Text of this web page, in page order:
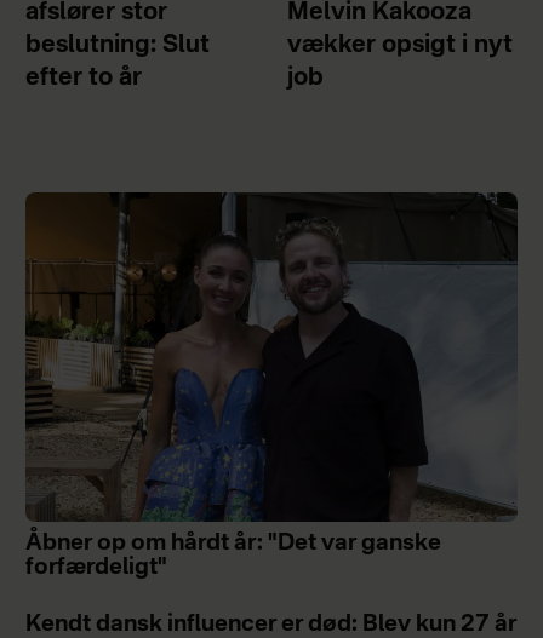
afslører stor
beslutning: Slut
efter to år
Melvin Kakooza
vækker opsigt i nyt
job
Åbner op om hårdt år: "Det var ganske
forfærdeligt"
Kendt dansk influencer er død: Blev kun 27 år